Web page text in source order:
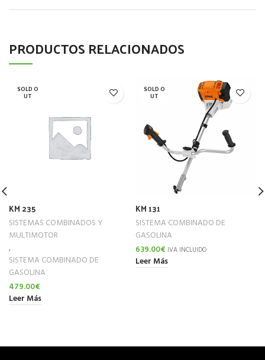
PRODUCTOS RELACIONADOS
SOLD O
UT
KM 235
SISTEMAS COMBINADOS Y
MULTIMOTOR
,
SISTEMA COMBINADO DE
GASOLINA
479.00€
Leer Más
SOLD O
UT
KM 131
SISTEMA COMBINADO DE
GASOLINA
639.00€ IVA INCLUIDO
Leer Más